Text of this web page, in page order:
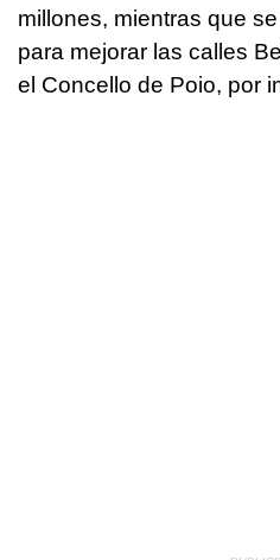
millones, mientras que
para mejorar las calles
el Concello de Poio, por